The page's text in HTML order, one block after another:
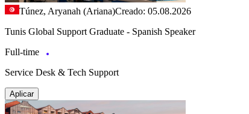
Túnez, Aryanah (Ariana)Creado: 05.08.2026
Tunis Global Support Graduate - Spanish Speaker
Full-time
Service Desk & Tech Support
Aplicar